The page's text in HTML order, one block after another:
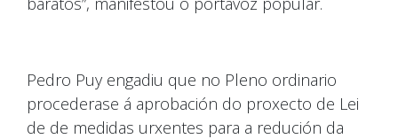
Pedro Puy engadiu que no Pleno ordinario
procederase á aprobación do proxecto de Lei
de de medidas urxentes para a redución da